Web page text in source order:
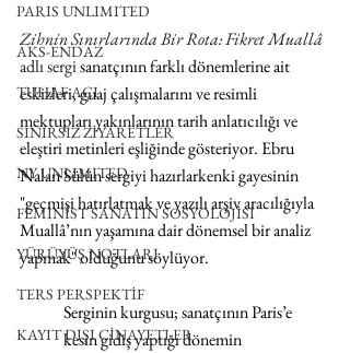
PARIS UNLIMITED
AKS-ENDAZ
TUHAF AÇI
SINIRSIZ ZİYARETLER
NY UNLIMITED
FEMİNİST SANATIN SOSYOLOJİSİ
YÜRÜYÜŞ NOTLARI
TERS PERSPEKTİF
KAYIT DIŞI CİNAYETLER
Zihnin Sınırlarında Bir Rota: Fikret Muallâ
adlı sergi sanatçının farklı dönemlerine ait
eskizleri, guaj çalışmalarını ve resimli
mektupları yakınlarının tarih anlatıcılığı ve
eleştiri metinleri eşliğinde gösteriyor. Ebru
Nalan Sülün sergiyi hazırlarkenki gayesinin
"geçmişi hatırlatmak ve yazılı arşiv aracılığıyla
Muallâ’nın yaşamına dair dönemsel bir analiz
yapmak" olduğunu söylüyor.
Serginin kurgusu; sanatçının Paris’e
kesin gidiş yaptığı dönemin